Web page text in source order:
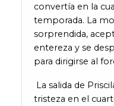
convertía en la
temporada. La
sorprendida,
entereza y se
para dirigirse al
La salida de
tristeza en el